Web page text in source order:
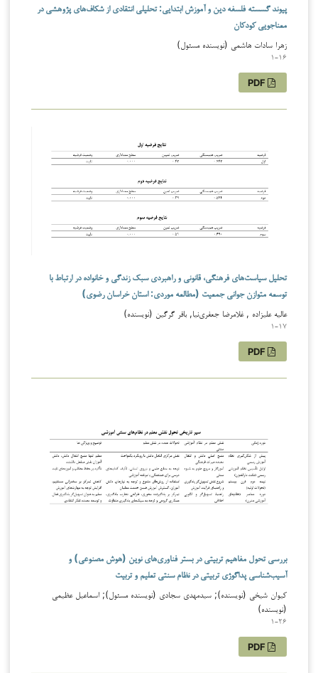
پیوند گسسته فلسفه دین و آموزش ابتدایی: تحلیلی انتقادی از شکاف‌های پژوهشی در
معناجویی کودکان
زهرا سادات هاشمی (نویسنده مسئول)
1-16
تحلیل سیاست‌های فرهنگی، قانونی و راهبردی سبک زندگی و خانواده در ارتباط با
توسعه متوازن جوانی جمعیت (مطالعه موردی: استان خراسان رضوی)
عالیه علیزاده , غلامرضا جعفری‌نیا, باقر گرگین (نویسنده)
1-17
بررسی تحول مفاهیم تربیتی در بستر فناوری‌های نوین (هوش مصنوعی) و
آسیب‌شناسی پداگوژی تربیتی در نظام سنتی تعلیم و تربیت
کیوان شیخی (نویسنده); سیدمهدی سجادی (نویسنده مسئول); اسماعیل عظیمی
(نویسنده)
1-26